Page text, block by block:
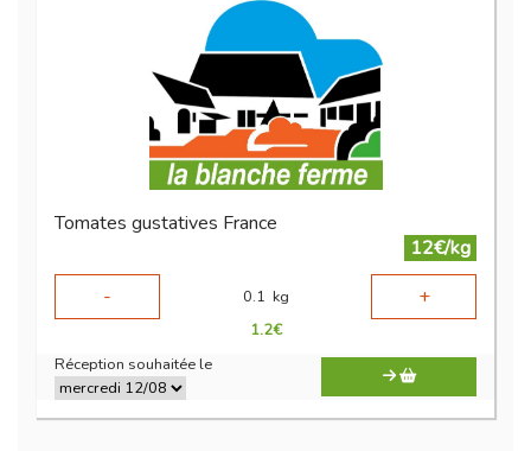
Tomates gustatives France
12€/kg
-
0.1 kg +
1.2€
Réception souhaitée le